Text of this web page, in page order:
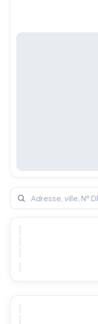
Rechercher un diagnostic